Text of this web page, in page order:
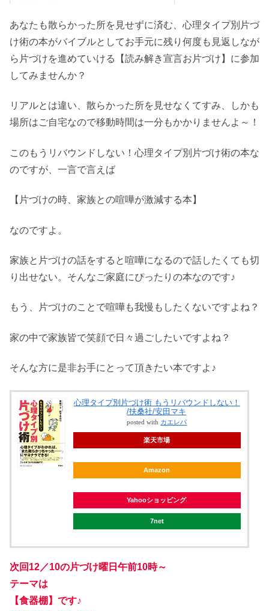
あなたも散らかった所を見せずに済む、心理タイプ別片づ
け術の本がバイブルとしてお手元に残り何度も見返しなが
ら片づけを進めていける【読み解き宣言お片づけ】に参加
してみませんか？
リアルとは違い、散らかった所を見せなくてすみ、しかも
場所はご自宅なので移動時間は一分もかかりませんよ～！
このもうリバウンドしない！心理タイプ別片づけ術の本な
のですが、一言で言えば
【片づけの時、家族との喧嘩が激減する本】
なのですよ。
家族と片づけの話をすると喧嘩になるので話したくても切
り出せない。そんなご家庭にぴったりの本なのです♪
もう、片づけのことで喧嘩も我慢もしたくないですよね？
家の中で家族皆で笑顔で日々過ごしたいですよね？
そんな方に是非お手にとって頂きたい本ですよ♪
心理タイプ別片づけ術 もうリバウンドしない！
/扶桑社/安田マキ
posted with カエレバ
楽天市場
Amazon
Yahooショッピング
7net
次回12／10の片づけ曜日午前10時～
テーマは
【食器棚】です♪